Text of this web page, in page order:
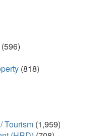
(596)
(818)
Tourism (1,959)